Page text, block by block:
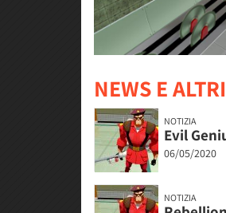
NEWS E
NOTIZIA
Evil
06/05/2020
NOTIZIA